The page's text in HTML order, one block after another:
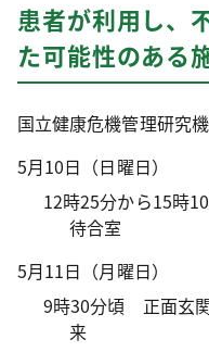
患者が利用し、
た可能性のある
国立健康危機管理研究
5月10日（日曜日）
12時25分から15時
待合室
5月11日（月曜日）
9時30分頃 正面玄
来